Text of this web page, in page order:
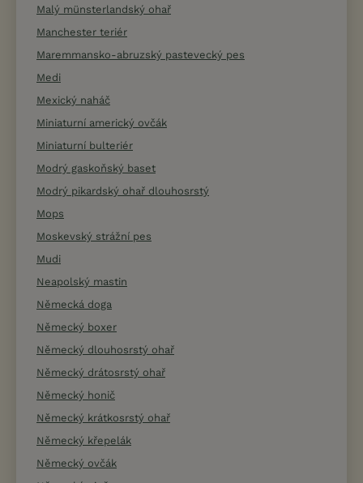
Malý münsterlandský ohař
Manchester teriér
Maremmansko-abruzský pastevecký pes
Medi
Mexický naháč
Miniaturní americký ovčák
Miniaturní bulteriér
Modrý gaskoňský baset
Modrý pikardský ohař dlouhosrstý
Mops
Moskevský strážní pes
Mudi
Neapolský mastin
Německá doga
Německý boxer
Německý dlouhosrstý ohař
Německý drátosrstý ohař
Německý honič
Německý krátkosrstý ohař
Německý křepelák
Německý ovčák